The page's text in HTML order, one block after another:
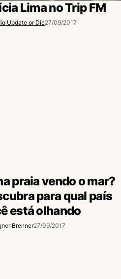
Lima no Trip FM
Update or Die27/09/2017
praia vendo o mar?
para qual país
está olhando
Brenner27/09/2017